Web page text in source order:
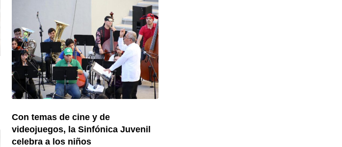
Con temas de cine y de
videojuegos, la Sinfónica Juvenil
celebra a los niños